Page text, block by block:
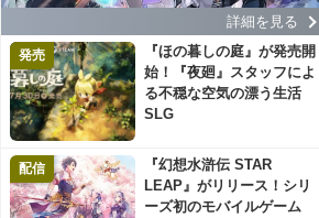
詳細を見る
発売
『ほの暮しの庭』が発売開
始！『夜廻』スタッフによ
る不穏な空気の漂う生活
SLG
配信
『幻想水滸伝 STAR
LEAP』がリリース！シリ
ーズ初のモバイルゲーム